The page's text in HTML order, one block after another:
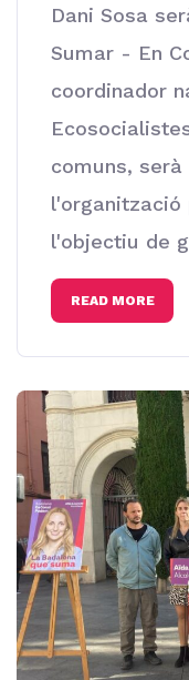
Dani Sosa
Sumar - En
coordinador
comuns,
l'organització
l'objectiu de
READ MORE